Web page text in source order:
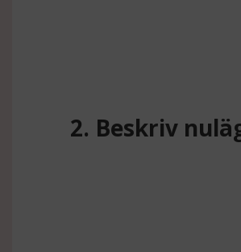
2. Beskriv